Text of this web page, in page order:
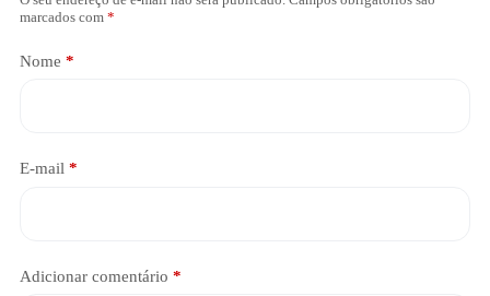
marcados com *
Nome *
E-mail *
Adicionar comentário *